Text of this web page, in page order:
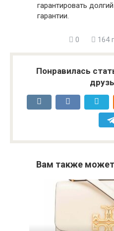
гарантировать
гарантии.
0 164
Понравилась
Вам также